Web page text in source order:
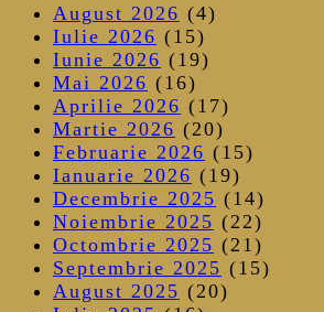
August 2026 (4)
Iulie 2026 (15)
Iunie 2026 (19)
Mai 2026 (16)
Aprilie 2026 (17)
Martie 2026 (20)
Februarie 2026 (15)
Ianuarie 2026 (19)
Decembrie 2025 (14)
Noiembrie 2025 (22)
Octombrie 2025 (21)
Septembrie 2025 (15)
August 2025 (20)